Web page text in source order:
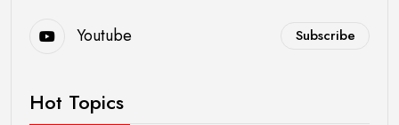
Youtube Subscribe
Hot Topics